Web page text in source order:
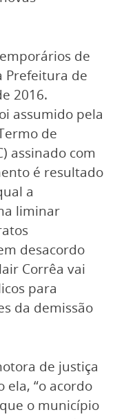
de
Prefeitura de
2016.
assumido pela
de
assinado com
é resultado
a
liminar
desacordo
Corrêa vai
para
da demissão
de justiça
ela, “o acordo
o município